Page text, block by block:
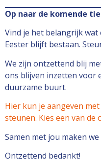
Op naar de komende
Vind je het belangrijk wat
Eester blijft bestaan.
We zijn ontzettend blij
ons blijven inzetten voor
duurzame buurt.
Hier kun je aangeven
steunen. Kies een van
Samen met jou maken
Ontzettend bedankt!